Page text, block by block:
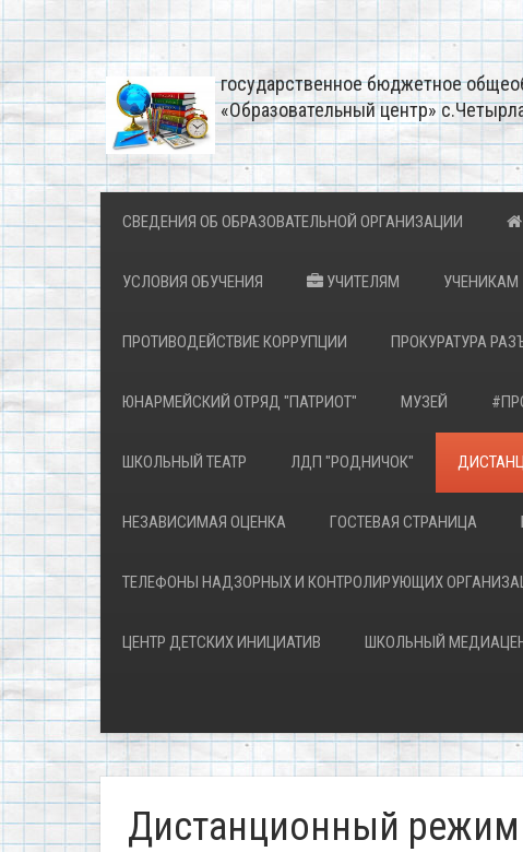
государственное бюджетное
«Образовательный центр»
СВЕДЕНИЯ ОБ ОБРАЗОВАТЕЛЬНОЙ ОРГАНИЗАЦИИ
УСЛОВИЯ ОБУЧЕНИЯ УЧИТЕЛЯМ УЧЕНИКАМ
ПРОТИВОДЕЙСТВИЕ КОРРУПЦИИ ПРОКУРАТУРА
ЮНАРМЕЙСКИЙ ОТРЯД "ПАТРИОТ" МУЗЕЙ
ШКОЛЬНЫЙ ТЕАТР ЛДП "РОДНИЧОК"
НЕЗАВИСИМАЯ ОЦЕНКА ГОСТЕВАЯ СТРАНИЦА
ТЕЛЕФОНЫ НАДЗОРНЫХ И КОНТРОЛИРУЮЩИХ
ЦЕНТР ДЕТСКИХ ИНИЦИАТИВ ШКОЛЬНЫЙ
Дистанционный режим